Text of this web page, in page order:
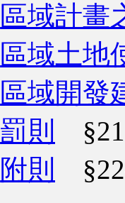
區域計畫
區域土地
區域開發
罰則
§21
附則